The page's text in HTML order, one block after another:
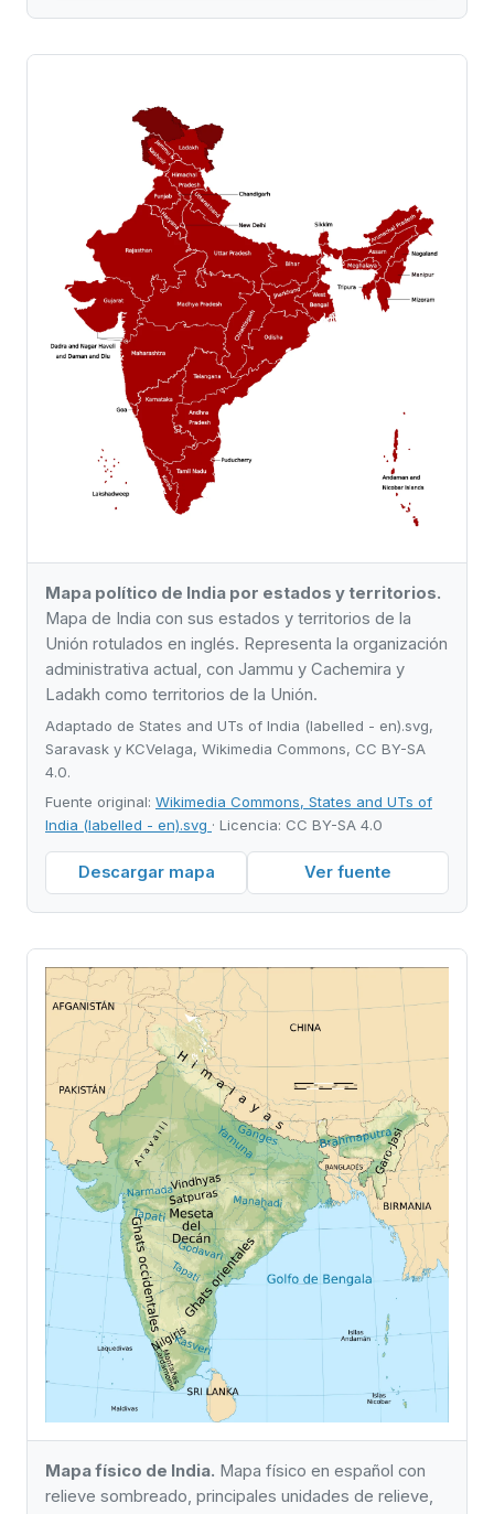
Mapa político de India por estados y territorios.
Mapa de India con sus estados y territorios de la
Unión rotulados en inglés. Representa la organización
administrativa actual, con Jammu y Cachemira y
Ladakh como territorios de la Unión.
Adaptado de States and UTs of India (labelled - en).svg,
Saravask y KCVelaga, Wikimedia Commons, CC BY-SA
4.0.
Fuente original: Wikimedia Commons, States and UTs of
India (labelled - en).svg · Licencia: CC BY-SA 4.0
Descargar mapa Ver fuente
Mapa físico de India. Mapa físico en español con
relieve sombreado, principales unidades de relieve,